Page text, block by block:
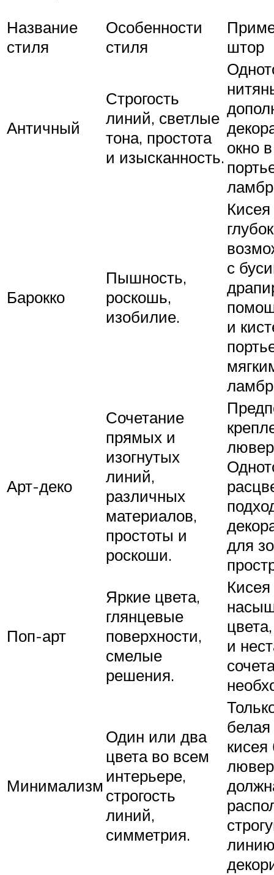
Название
стиля
Особенности
стиля
штор
Античный
Строгость
линий, светлые
тона, простота
и изысканность.окно
Барокко
Пышность,
роскошь,
изобилие.
Кисея
с
и
Арт-деко
Сочетание
прямых и
изогнутых
линий,
различных
материалов,
простоты и
роскоши.
для
Поп-арт
Яркие цвета,
глянцевые
поверхности,
смелые
решения.
и
Минимализм
Один или два
цвета во всем
интерьере,
строгость
линий,
симметрия.
кисея